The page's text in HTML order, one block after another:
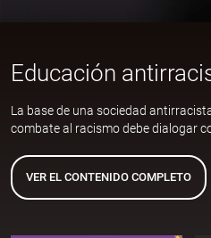
Educación
La base de una sociedad
combate al racismo debe dialogar
VER EL CONTENIDO COMPLETO